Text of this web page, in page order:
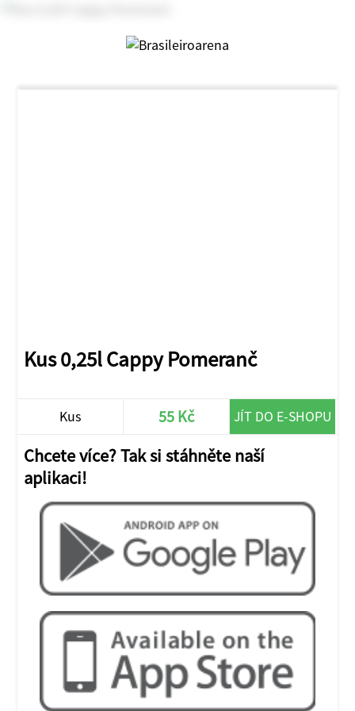
Kus 0,25l Cappy Pomeranč
Kus 55 Kč JÍT DO E-SHOPU
Chcete více? Tak si stáhněte naší
aplikaci!